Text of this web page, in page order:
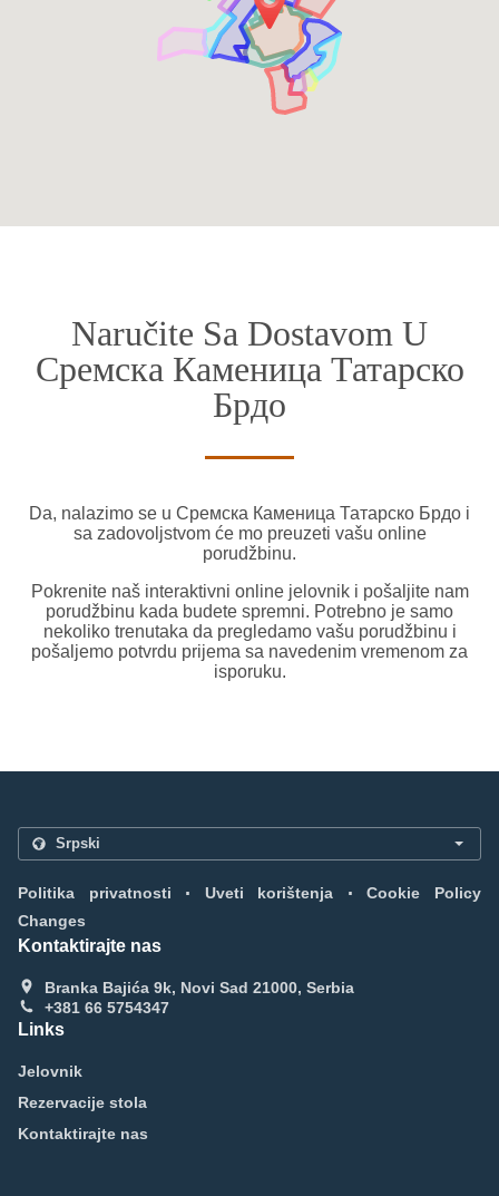
Naručite Sa Dostavom U
Сремска Каменица Татарско
Брдо
Da, nalazimo se u Сремска Каменица Татарско Брдо i
sa zadovoljstvom će mo preuzeti vašu online
porudžbinu.
Pokrenite naš interaktivni online jelovnik i pošaljite nam
porudžbinu kada budete spremni. Potrebno je samo
nekoliko trenutaka da pregledamo vašu porudžbinu i
pošaljemo potvrdu prijema sa navedenim vremenom za
isporuku.
Politika privatnosti . Uveti korištenja .
Cookie Policy
Changes
Kontaktirajte nas
Branka Bajića 9k, Novi Sad 21000, Serbia
+381 66 5754347
Links
Jelovnik
Rezervacije stola
Kontaktirajte nas